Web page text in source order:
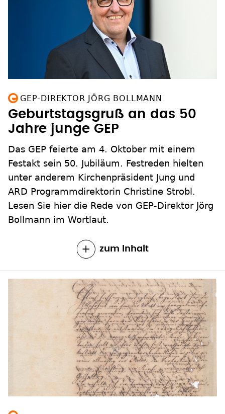
GEP-DIREKTOR JÖRG BOLLMANN
Geburtstagsgruß an das 50
Jahre junge GEP
Das GEP feierte am 4. Oktober mit einem
Festakt sein 50. Jubiläum. Festreden hielten
unter anderem Kirchenpräsident Jung und
ARD Programmdirektorin Christine Strobl.
Lesen Sie hier die Rede von GEP-Direktor Jörg
Bollmann im Wortlaut.
zum Inhalt